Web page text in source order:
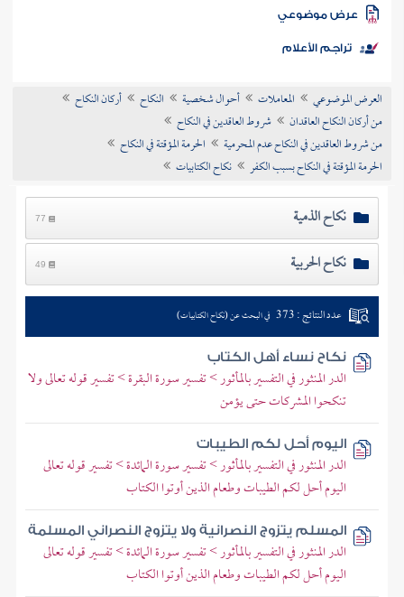
الكتب
موضوعي
تراجم الأعلام
العرض الموضوعي المعاملات أحوال شخصية النكاح
أركان النكاح
من أركان النكاح العاقدان
شروط العاقدين في النكاح
من شروط العاقدين في النكاح عدم المحرمية
الحرمة المؤقتة في النكاح
الحرمة المؤقتة في النكاح بسبب الكفر
نكاح الكتابيات
نكاح الذمية 77
نكاح الحربية 49
عدد النتائج : 373 في البحث عن (نكاح الكتابيات)
نكاح نساء أهل الكتاب
الدر المنثور في التفسير بالمأثور > تفسير سورة البقرة > تفسير قوله تعالى ولا
تنكحوا المشركات حتى يؤمن
اليوم أحل لكم الطيبات
الدر المنثور في التفسير بالمأثور > تفسير سورة المائدة > تفسير قوله تعالى
اليوم أحل لكم الطيبات وطعام الذين أوتوا الكتاب
المسلم يتزوج النصرانية ولا يتزوج النصراني المسلمة
الدر المنثور في التفسير بالمأثور > تفسير سورة المائدة > تفسير قوله تعالى
اليوم أحل لكم الطيبات وطعام الذين أوتوا الكتاب